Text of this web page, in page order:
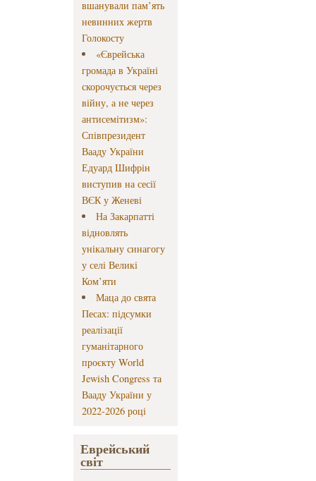
вшанували пам’ять
невинних жертв
Голокосту
«Єврейська
громада в Україні
скорочується через
війну, а не через
антисемітизм»:
Співпрезидент
Вааду України
Едуард Шифрін
виступив на сесії
ВЄК у Женеві
На Закарпатті
відновлять
унікальну синагогу
у селі Великі
Ком’яти
Маца до свята
Песах: підсумки
реалізації
гуманітарного
проєкту World
Jewish Congress та
Вааду України у
2022-2026 році
Еврейський
світ